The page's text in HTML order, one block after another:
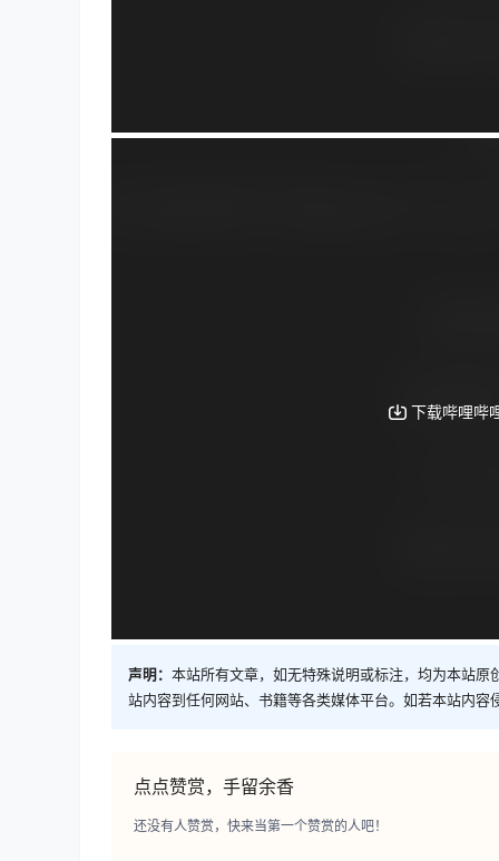
声明： 本站所有文章，如无特殊说明或标注，均为本站
站内容到任何网站、书籍等各类媒体平台。如若本站内
点点赞赏，手留余香
还没有人赞赏，快来当第一个赞赏的人吧！